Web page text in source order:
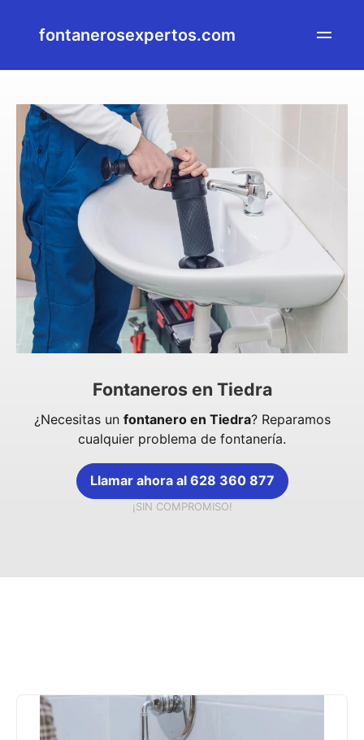
fontanerosexpertos.com
Fontaneros en Tiedra
¿Necesitas un fontanero en Tiedra? Reparamos
cualquier problema de fontanería.
Llamar ahora al 628 360 877
¡SIN COMPROMISO!